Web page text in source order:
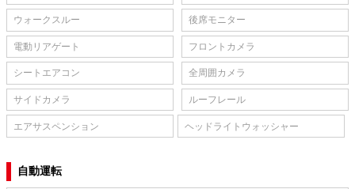
ウォークスルー 後席モニター
電動リアゲート フロントカメラ
シートエアコン 全周囲カメラ
サイドカメラ ルーフレール
エアサスペンション ヘッドライトウォッシャー
自動運転